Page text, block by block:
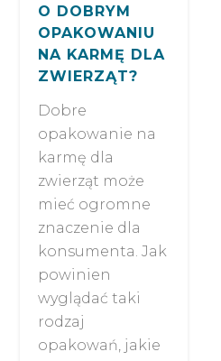
O DOBRYM
OPAKOWANIU
NA KARMĘ DLA
ZWIERZĄT?
Dobre
opakowanie na
karmę dla
zwierząt może
mieć ogromne
znaczenie dla
konsumenta. Jak
powinien
wyglądać taki
rodzaj
opakowań, jakie